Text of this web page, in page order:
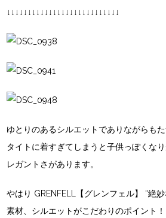
↓↓↓↓↓↓↓↓↓↓↓↓↓↓↓↓↓↓↓↓↓↓↓↓↓↓↓
ゆとりのあるシルエットでありながらもた
タイトに着すぎてしまうと子供っぽくな
レガントさがあります。
やはり GRENFELL【グレンフェル】
“絶
素材、シルエットがこだわりのポイント！